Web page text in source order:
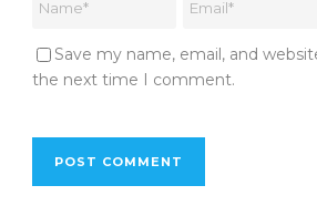
Save my name, email, and
the next time I comment.